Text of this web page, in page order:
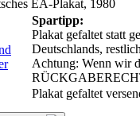
EA-Plakat, 1980
Spartipp:
Plakat gefaltet statt
Deutschlands,
Achtung: Wenn wir
Plakat gefaltet